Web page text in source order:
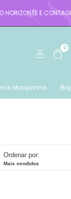
HORIZONTE E
0
Marquinha
Ordenar por:
Mais vendidos